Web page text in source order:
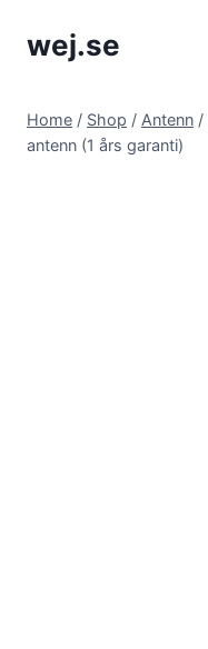
wej.se
Home / Shop / Antenn /
antenn (1 års garanti)